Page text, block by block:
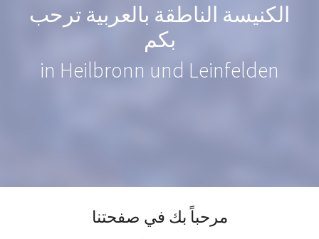
الكنيسة الناطقة بالعربية ترحب
بكم
in Heilbronn und Leinfelden
مرحباً بك في صفحتنا